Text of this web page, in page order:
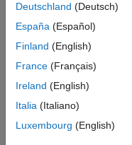
Specify the
port number
the client and
Dependencies
Deutschland (Deutsch)
España (Español)
Finland (English)
France (Français)
Ireland (English)
Italia (Italiano)
Luxembourg (English)